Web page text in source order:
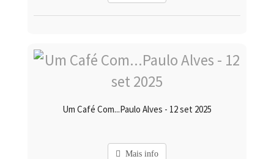
Um Café Com...Paulo Alves - 12 set 2025
Mais info